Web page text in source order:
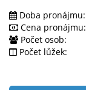
Doba pronájmu:
Cena pronájmu:
Počet osob:
Počet lůžek: